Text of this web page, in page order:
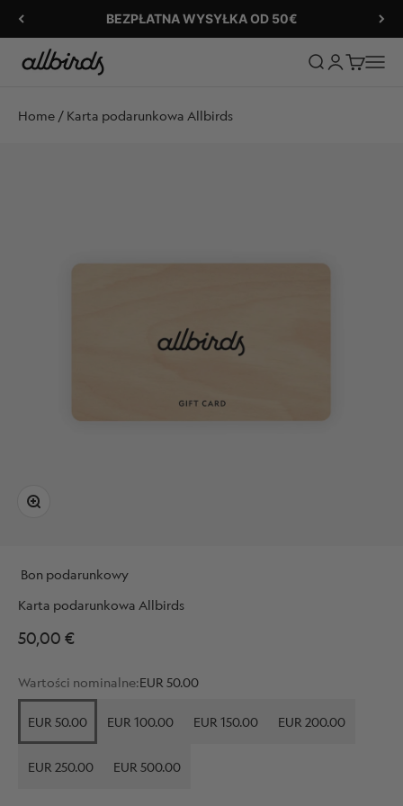
BEZPŁATNA WYSYŁKA OD 50€
Allbirds OtwórzOtwórz
Otwórz
Home / Karta podarunkowa Allbirds
Przybliż
Bon podarunkowy
Karta podarunkowa Allbirds
Cena promocyjna
50,00 €
Wartości nominalne:EUR 50.00
EUR 50.00 EUR 100.00 EUR 150.00 EUR 200.00
EUR 250.00 EUR 500.00